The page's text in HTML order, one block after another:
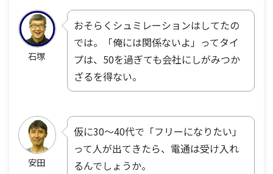
石塚
おそらくシュミレーションはしてたの
では。「俺には関係ないよ」ってタイ
プは、50を過ぎても会社にしがみつか
ざるを得ない。
安田
仮に30〜40代で「フリーになりたい」
って人が出てきたら、電通は受け入れ
るんでしょうか。